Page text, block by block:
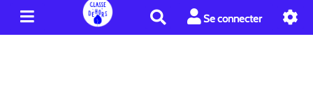
e
Se connecter